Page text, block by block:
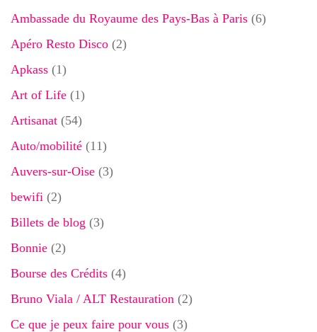
Ambassade du Royaume des Pays-Bas à Paris (6)
Apéro Resto Disco (2)
Apkass (1)
Art of Life (1)
Artisanat (54)
Auto/mobilité (11)
Auvers-sur-Oise (3)
bewifi (2)
Billets de blog (3)
Bonnie (2)
Bourse des Crédits (4)
Bruno Viala / ALT Restauration (2)
Ce que je peux faire pour vous (3)